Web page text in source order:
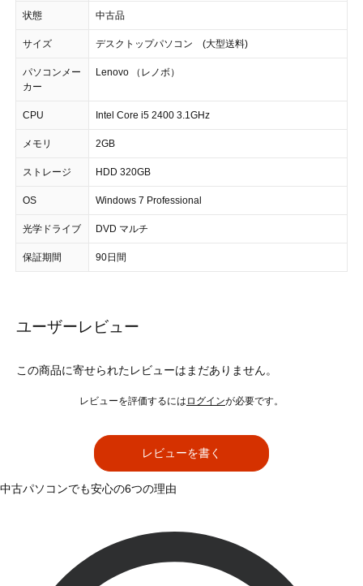
状態 中古品
サイズ デスクトップパソコン (大型送料)
パソコンメー
カー
Lenovo （レノボ）
CPU Intel Core i5 2400 3.1GHz
メモリ 2GB
ストレージ HDD 320GB
OS Windows 7 Professional
光学ドライブ DVD マルチ
保証期間 90日間
ユーザーレビュー
この商品に寄せられたレビューはまだありません。
レビューを評価するには ログインが必要です。
レビューを書く
中古パソコンでも安心の6つの理由